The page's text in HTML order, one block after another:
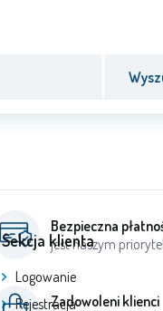
Bezpieczna
jest naszym
Zadowoleni klienci
Sekcja klienta
Logowanie
Rejestracja